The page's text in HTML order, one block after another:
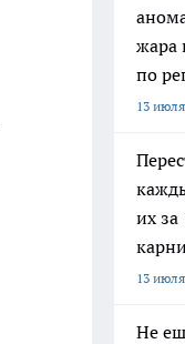
жара
по
13 июля
их
13 июля
Не